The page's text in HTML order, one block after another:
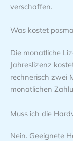
verschaffen.
Was kostet
Die monatliche
Jahreslizenz
rechnerisch zwei
monatlichen
Muss ich die
Nein. Geeignete